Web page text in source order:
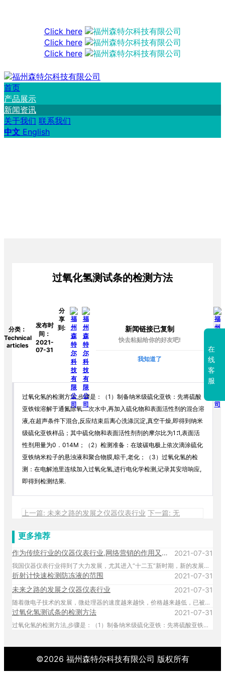
Click here
Click here
Click here
首页
产品展示
新闻资讯
关于我们 联系我们
中文 English
过氧化氢测试条的检测方法
分类：
Technical
articles
发布时
间：
2021-
07-31
分
享
到:
新闻链接已复制
快去粘贴给你的好友吧!
我知道了
过氧化氢的检测方法,步骤是：（1）制备纳米级硫化亚铁：先将硫酸
亚铁铵溶解于通氮除氧二次水中,再加入硫化物和表面活性剂的混合溶
液,在超声条件下混合,反应结束后离心洗涤沉淀,真空干燥,即得到纳米
级硫化亚铁样品；其中硫化物和表面活性剂剂的摩尔比为1∶1,表面活
性剂用量为0．014M；（2）检测准备：在玻碳电极上依次滴涂硫化
亚铁纳米粒子的悬浊液和聚合物膜,晾干,老化；（3）过氧化氢的检
测：在电解池里连续加入过氧化氢,进行电化学检测,记录其安培响应,
即得到检测结果.
上一篇: 未来之路的发展之仪器仪表行业 下一篇: 无
更多推荐
作为传统行业的仪器仪表行业,网络营销的作用又有多大 2021-07-31
我国仪器仪表行业得到了大力发展，尤其进入“十二五”新时期，新的发展机遇也扑面而来。但是也不能够忽视受原材料成本、人工成本的等因素影响，仪器仪表行业增速已经相对放缓。尤其是经济大环境的不确定性，为中小仪器仪表企业发展带来了一定的挑战。中小仪器仪表企业如何利用现有资源，促进自身发展，抢占市场呢？
折射计快速检测防冻液的范围
2021-07-31
未来之路的发展之仪器仪表行业
2021-07-31
随着微电子技术的发展，微处理器的速度越来越快，价格越来越低，已被广泛应用于仪器仪表中，使得一些实时性要求很高，原本由硬件完成的功能，可以通过软件来实现。甚至许多原来用硬件电路难以解诀或根本无法解决的问题，也可以采用软件技术很好地加以解决。数字信号处理技术的发展和高速数字信号处理器的广泛采用，极大地增强了仪器的信号处理能力。数字滤波、FFT、相关、卷积等是信号处理的常用方法，其共同特点是，算法的主要运算都是由迭代式的乘和加组成，这些运算如果在通用微机上用软件完成，运算时间较长，而数字信号处理器通过硬件完成上述乘、加运算，大大提高了仪器性能，推动了数字信号处理技术在仪器仪表领域的广泛应用。
过氧化氢测试条的检测方法 2021-07-31
过氧化氢的检测方法,步骤是：（1）制备纳米级硫化亚铁：先将硫酸亚铁铵溶解于通氮除氧二次水中,再加入硫化物和表面活性剂的混合溶液,在超声条件下混合,反应结束后离心洗涤沉淀,真空干燥,即得到纳米级硫化亚铁样品；其中硫化物和表面活性剂剂的摩尔比为1∶1,表面活性剂用量为0．014M；（2）检测准备：在玻碳电极上依次滴涂硫化亚铁纳米粒子的悬浊液和聚合物膜,晾干,老化；（3）过氧化氢的检测：在电解池里连续加入过氧化氢,进行电化学检测,记录其安培响应,即得到检测结果.
©2026 福州森特尔科技有限公司 版权所有
在
线
客
服